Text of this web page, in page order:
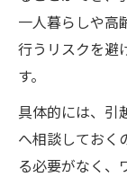
一人暮らしや高
行うリスクを避
す。
具体的には、引
へ相談しておく
る必要がなく、